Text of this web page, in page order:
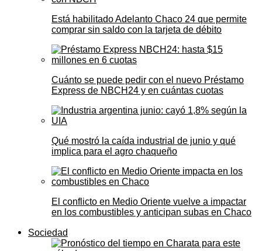
Está habilitado Adelanto Chaco 24 que permite
comprar sin saldo con la tarjeta de débito
Cuánto se puede pedir con el nuevo Préstamo
Express de NBCH24 y en cuántas cuotas
Qué mostró la caída industrial de junio y qué
implica para el agro chaqueño
El conflicto en Medio Oriente vuelve a impactar
en los combustibles y anticipan subas en Chaco
Sociedad